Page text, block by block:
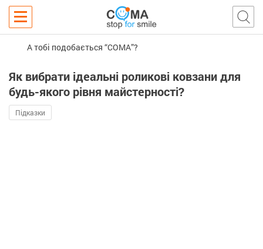
А тобі подобається “COMA”?
Як вибрати ідеальні роликові ковзани для
будь-якого рівня майстерності?
Підказки